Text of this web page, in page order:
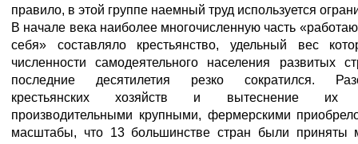
правило, в этой группе наемный труд используется
В начале века наиболее многочисленную часть
себя» составляло крестьянство, удельный вес
численности самодеятельного населения развитых
последние десятилетия резко сократился.
крестьянских хозяйств и вытеснение их
производительными крупными, фермерскими
масштабы, что 13 большинстве стран были приняты